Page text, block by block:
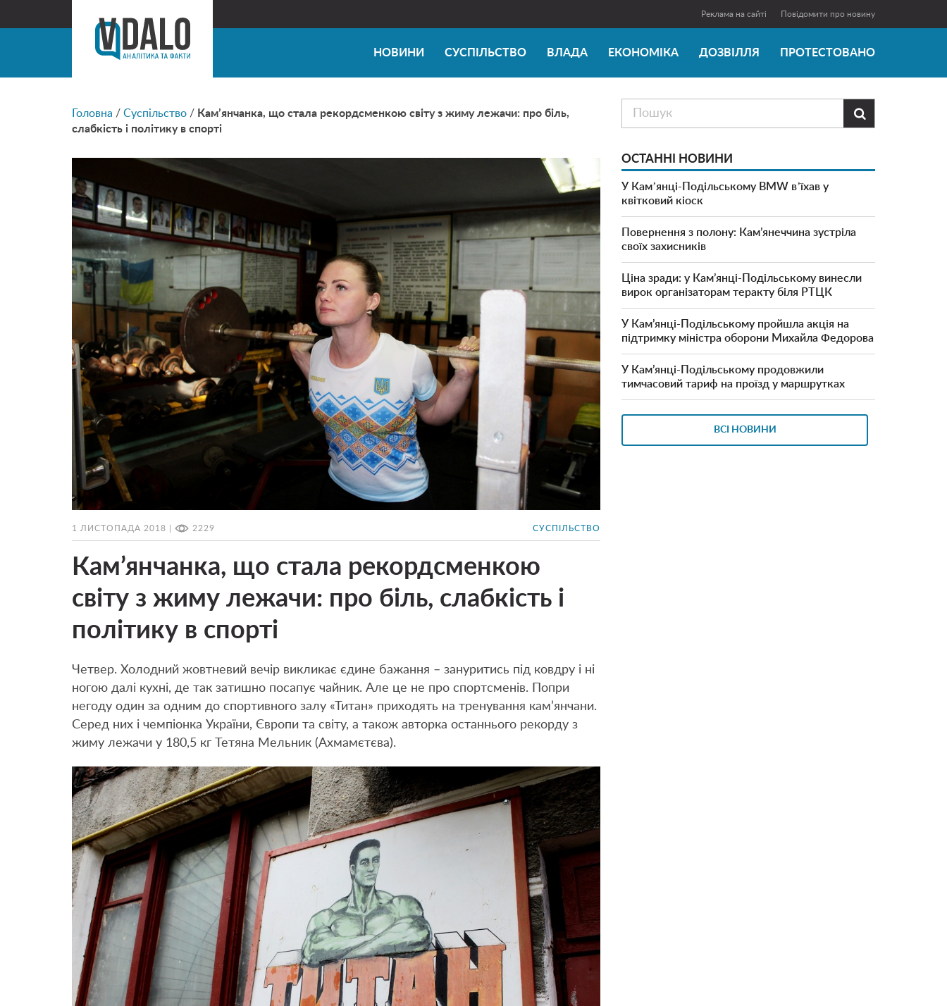
Реклама на сайті Повідомити про новину
НОВИНИ СУСПІЛЬСТВО ВЛАДА ЕКОНОМІКА ДОЗВІЛЛЯ ПРОТЕСТОВАНО
Головна / Суспільство / Кам’янчанка, що стала рекордсменкою світу з жиму лежачи: про біль,
слабкість і політику в спорті
1 ЛИСТОПАДА 2018 | 2229 СУСПІЛЬСТВО
Кам’янчанка, що стала рекордсменкою
світу з жиму лежачи: про біль, слабкість і
політику в спорті
Четвер. Холодний жовтневий вечір викликає єдине бажання – зануритись під ковдру і ні
ногою далі кухні, де так затишно посапує чайник. Але це не про спортсменів. Попри
негоду один за одним до спортивного залу «Титан» приходять на тренування кам’янчани.
Серед них і чемпіонка України, Європи та світу, а також авторка останнього рекорду з
жиму лежачи у 180,5 кг Тетяна Мельник (Ахмамєтєва).

ОСТАННІ НОВИНИ
У Камʼянці-Подільському BMW вʼїхав у
квітковий кіоск
Повернення з полону: Кам’янеччина зустріла
своїх захисників
Ціна зради: у Кам’янці-Подільському винесли
вирок організаторам теракту біля РТЦК
У Кам’янці-Подільському пройшла акція на
підтримку міністра оборони Михайла Федорова
У Кам’янці-Подільському продовжили
тимчасовий тариф на проїзд у маршрутках
ВСІ НОВИНИ